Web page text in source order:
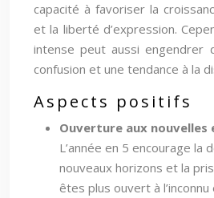
capacité à favoriser la
et la liberté d’expression.
intense peut aussi engendrer
confusion et une tendance à la
Aspects positifs
Ouverture aux nouvelles
L’année en 5 encourage la
nouveaux horizons et la
êtes plus ouvert à